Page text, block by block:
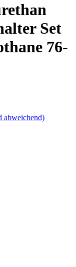
Set
76-
abweichend)